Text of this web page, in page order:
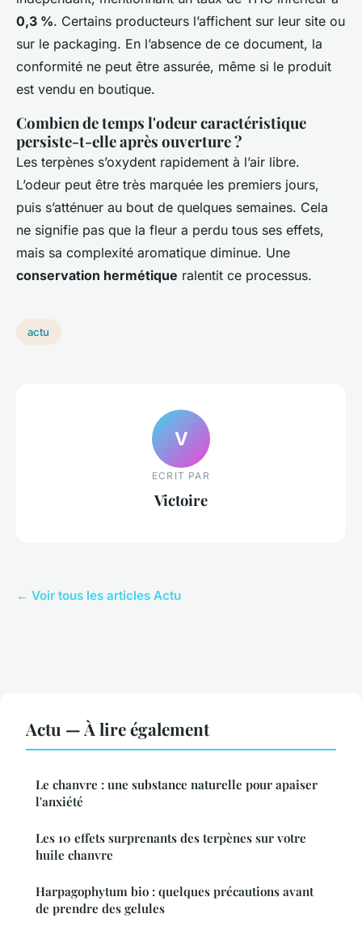
0,3 %. Certains producteurs l’affichent sur leur site ou
sur le packaging. En l’absence de ce document, la
conformité ne peut être assurée, même si le produit
est vendu en boutique.
Combien de temps l'odeur caractéristique
persiste-t-elle après ouverture ?
Les terpènes s’oxydent rapidement à l’air libre.
L’odeur peut être très marquée les premiers jours,
puis s’atténuer au bout de quelques semaines. Cela
ne signifie pas que la fleur a perdu tous ses effets,
mais sa complexité aromatique diminue. Une
conservation hermétique ralentit ce processus.
actu
V
ECRIT PAR
Victoire
← Voir tous les articles Actu
Actu — À lire également
Le chanvre : une substance naturelle pour apaiser
l'anxiété
Les 10 effets surprenants des terpènes sur votre
huile chanvre
Harpagophytum bio : quelques précautions avant
de prendre des gelules